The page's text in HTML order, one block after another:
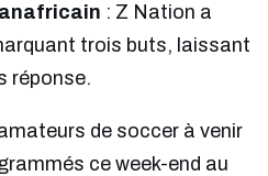
: Z Nation a
trois buts, laissant
réponse.
de soccer à venir
ce week-end au